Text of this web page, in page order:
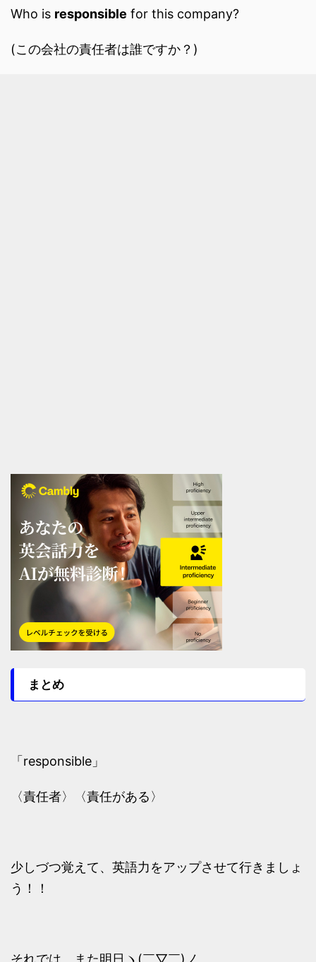
Who is responsible for this company?
(この会社の責任者は誰ですか？)
まとめ
「responsible」
〈責任者〉〈責任がある〉
少しづつ覚えて、英語力をアップさせて行きましょ
う！！
それでは、また明日ヽ(￣▽￣)ノ